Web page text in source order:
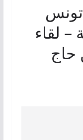
– لقاء
حاج